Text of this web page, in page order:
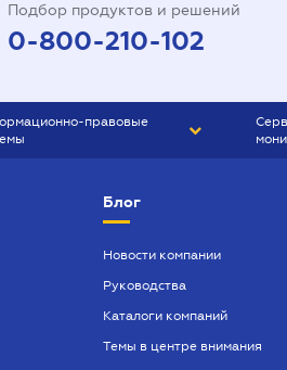
Подбор продуктов и решений
0-800-210-102
правовые
ПРОФ
ПРОФ
Блог
Новости компании
Руководства
Каталоги компаний
Темы в центре внимания